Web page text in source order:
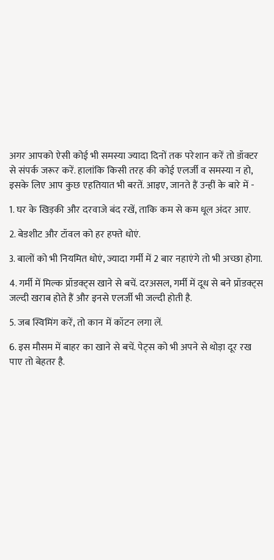
अगर आपको ऐसी कोई भी समस्या ज्यादा दिनों तक परेशान करें तो डॉक्टर
से संपर्क जरूर करें. हालांकि किसी तरह की कोई एलर्जी व समस्या न हो,
इसके लिए आप कुछ एहतियात भी बरतें. आइए, जानते हैं उन्हीं के बारे में -
1. घर के खिड़की और दरवाजे बंद रखें, ताकि कम से कम धूल अंदर आए.
2. बेडशीट और टॉवल को हर हफ्ते धोएं.
3. बालों को भी नियमित धोएं, ज्यादा गर्मी में 2 बार नहाएंगे तो भी अच्छा होगा.
4. गर्मी में मिल्क प्रॉडक्ट्स खाने से बचें. दरअसल, गर्मी में दूध से बने प्रॉडक्ट्स
जल्दी खराब होते हैं और इनसे एलर्जी भी जल्दी होती है.
5. जब स्विमिंग करें, तो कान में कॉटन लगा लें.
6. इस मौसम में बाहर का खाने से बचें. पेट्स को भी अपने से थोड़ा दूर रख
पाए तो बेहतर है.